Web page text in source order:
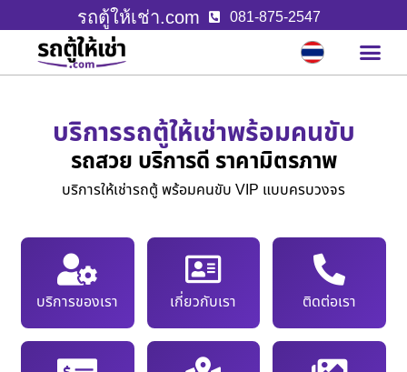
รถตู้ให้เช่า.com 081-875-2547
บริการรถตู้ให้เช่าพร้อมคนขับ
รถสวย บริการดี ราคามิตรภาพ
บริการให้เช่ารถตู้ พร้อมคนขับ VIP แบบครบวงจร
บริการของเรา เกี่ยวกับเรา ติดต่อเรา